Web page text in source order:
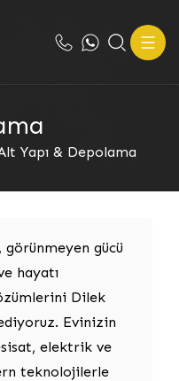
Yapı & Depolama
gücü
hayatı
Dilek
Evinizin
elektrik ve
teknolojilerle